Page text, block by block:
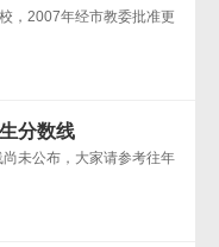
，2007年经市教委批准更
分数线
未公布，大家请参考往年